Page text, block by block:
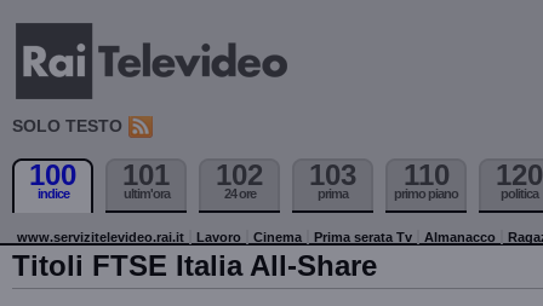
SOLO TESTO
100
indice
101
ultim'ora
102
24 ore
103
prima
110
primo piano
120
politica
www.servizitelevideo.rai.it Lavoro Cinema Prima serata Tv Almanacco
Titoli FTSE Italia All-Share